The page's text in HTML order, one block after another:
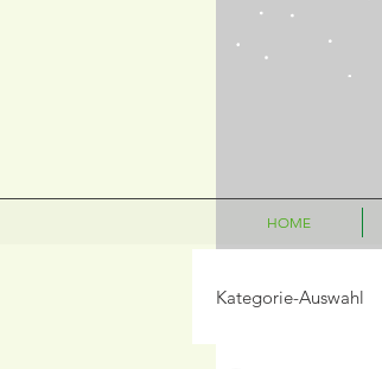
HOME
Kategorie-Auswahl